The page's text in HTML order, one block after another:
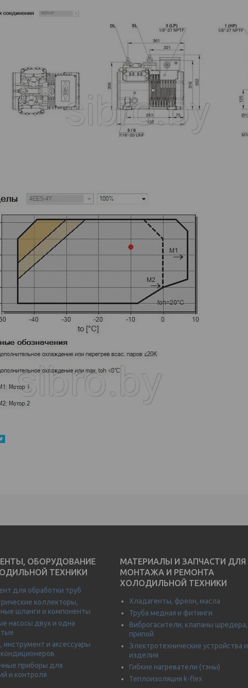
ОБОРУДОВАНИЕ
ТЕХНИКИ
для обработки труб
коллекторы,
шланги и компоненты
насосы двух и одна
инструмент и аксессуары
приборы для
и контроля
МАТЕРИАЛЫ И ЗАПЧАСТИ ДЛЯ
МОНТАЖА И РЕМОНТА
ХОЛОДИЛЬНОЙ ТЕХНИКИ
Хладагенты, фреон, масла
Труба медная и фитинги
Виброгасители, клапаны шредера,
припой
Электротехнические устройства и
изделия
Гибкие нагреватели (тэны)
Теплоизоляция k-flex